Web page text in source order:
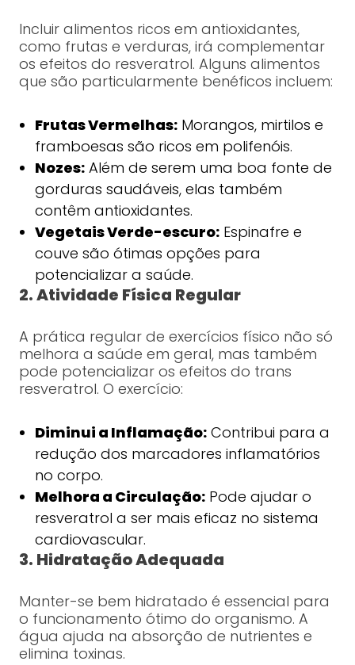
Incluir alimentos ricos em antioxidantes,
como frutas e verduras, irá complementar
os efeitos do resveratrol. Alguns alimentos
que são particularmente benéficos incluem:
Frutas Vermelhas:Morangos, mirtilos e
framboesas são ricos em polifenóis.
Nozes:Além de serem uma boa fonte de
gorduras saudáveis, elas também
contêm antioxidantes.
Vegetais Verde-escuro:Espinafre e
couve são ótimas opções para
potencializar a saúde.
2. Atividade Física Regular
A prática regular de exercícios físico não só
melhora a saúde em geral, mas também
pode potencializar os efeitos do trans
resveratrol. O exercício:
Diminui a Inflamação:Contribui para a
redução dos marcadores inflamatórios
no corpo.
Melhora a Circulação:Pode ajudar o
resveratrol a ser mais eficaz no sistema
cardiovascular.
3. Hidratação Adequada
Manter-se bem hidratado é essencial para
o funcionamento ótimo do organismo. A
água ajuda na absorção de nutrientes e
elimina toxinas.